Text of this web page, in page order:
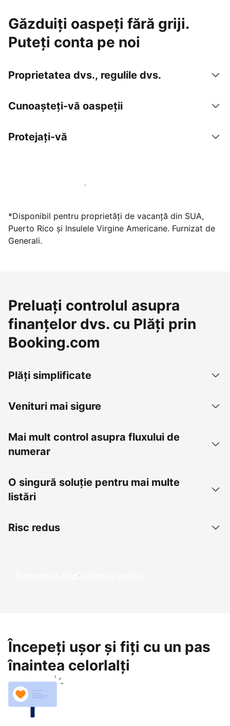
Găzduiți oaspeți fără griji.
Puteți conta pe noi
Proprietatea dvs., regulile dvs.
Cunoașteți-vă oaspeții
Protejați-vă
Găzduiți oaspeți cu noi chiar astăzi
*Disponibil pentru proprietăți de vacanță din SUA,
Puerto Rico și Insulele Virgine Americane. Furnizat de
Generali.
Preluați controlul asupra
finanțelor dvs. cu Plăți prin
Booking.com
Plăți simplificate
Venituri mai sigure
Mai mult control asupra fluxului de
numerar
O singură soluție pentru mai multe
listări
Risc redus
Începeți să câștigați chiar astăzi
Începeți ușor și fiți cu un pas
înaintea celorlalți